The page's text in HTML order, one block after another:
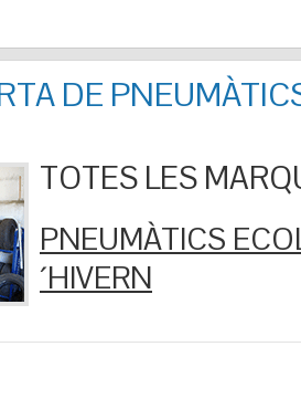
DE
TOTES LES
PNEUMÀTICS
´HIVERN